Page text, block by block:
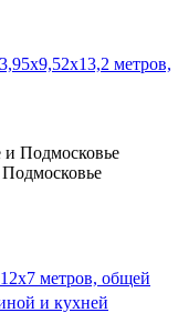
метров,
метров, общей
и кухней